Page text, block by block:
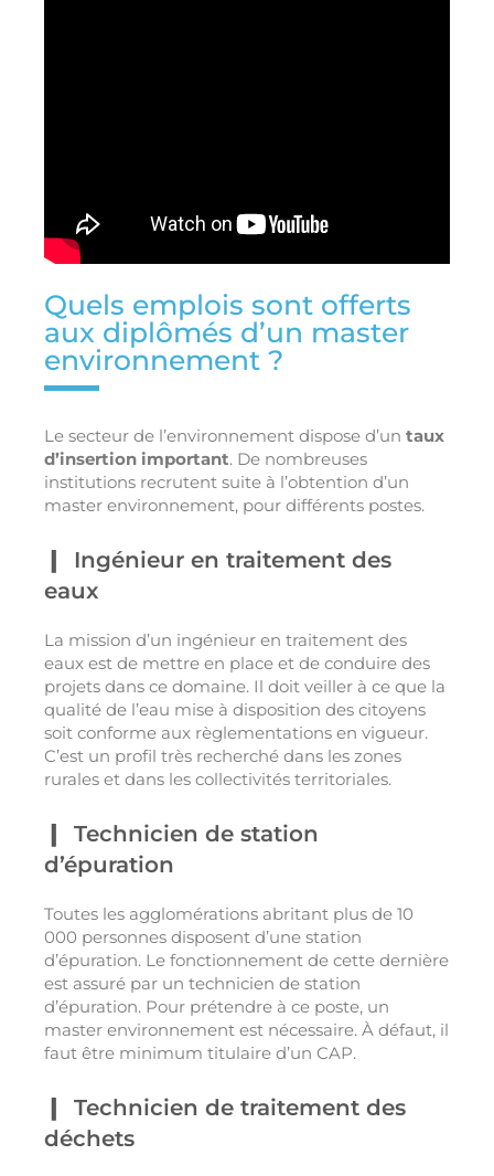
Quels emplois sont offerts
aux diplômés d’un master
environnement ?
Le secteur de l’environnement dispose d’un taux
d’insertion important. De nombreuses
institutions recrutent suite à l’obtention d’un
master environnement, pour différents postes.
Ingénieur en traitement des
eaux
La mission d’un ingénieur en traitement des
eaux est de mettre en place et de conduire des
projets dans ce domaine. Il doit veiller à ce que la
qualité de l’eau mise à disposition des citoyens
soit conforme aux règlementations en vigueur.
C’est un profil très recherché dans les zones
rurales et dans les collectivités territoriales.
Technicien de station
d’épuration
Toutes les agglomérations abritant plus de 10
000 personnes disposent d’une station
d’épuration. Le fonctionnement de cette dernière
est assuré par un technicien de station
d’épuration. Pour prétendre à ce poste, un
master environnement est nécessaire. À défaut, il
faut être minimum titulaire d’un CAP.
Technicien de traitement des
déchets